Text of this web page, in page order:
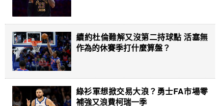
續約杜倫難解又沒第二持球點 活塞無
作為的休賽季打什麼算盤？
綠衫軍想掀交易大浪？勇士FA市場零
補強又浪費柯瑞一季